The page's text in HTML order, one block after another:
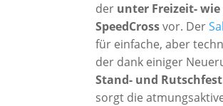
der unter Freizeit-
SpeedCrossvor. Der
für einfache, aber
der dank einiger
Stand- und
sorgt die